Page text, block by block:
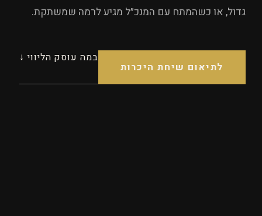
גדול, או כשהמתח עם המנכ״ל מגיע לרמה שמשתקת.
לתיאום שיחת היכרות
במה עוסק הליווי ↓